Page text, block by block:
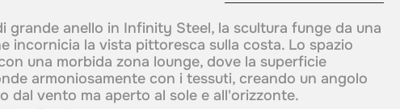
grande anello in Infinity Steel, la scultura funge da una
incornicia la vista pittoresca sulla costa. Lo spazio
una morbida zona lounge, dove la superficie
armoniosamente con i tessuti, creando un angolo
dal vento ma aperto al sole e all'orizzonte.